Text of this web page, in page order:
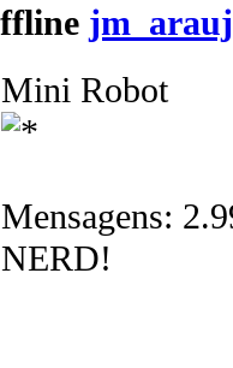
Mini Robot
Mensagens:
NERD!